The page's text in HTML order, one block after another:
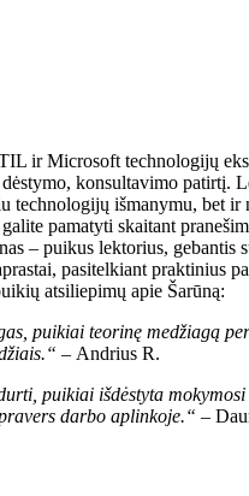
ir Microsoft technologijų
konsultavimo patirtį.
technologijų išmanymu, bet ir
pamatyti skaitant
– puikus lektorius, gebantis
pasitelkiant praktinius
atsiliepimų apie Šarūną:
puikiai teorinę medžiagą
– Andrius R.
puikiai išdėstyta mokymosi
darbo aplinkoje.“ –